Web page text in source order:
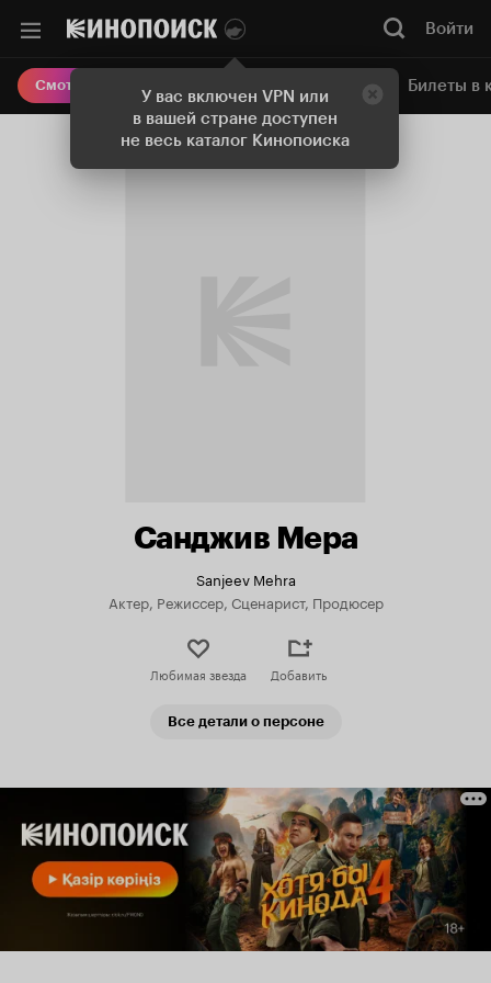
У вас включен VPN или
в вашей стране доступен
не весь каталог Кинопоиска
Войти
Смотреть кино Онлайн-кинотеатр Билеты в
Санджив Мера
Sanjeev Mehra
Актер, Режиссер, Сценарист, Продюсер
Любимая звезда Добавить
Все детали о персоне